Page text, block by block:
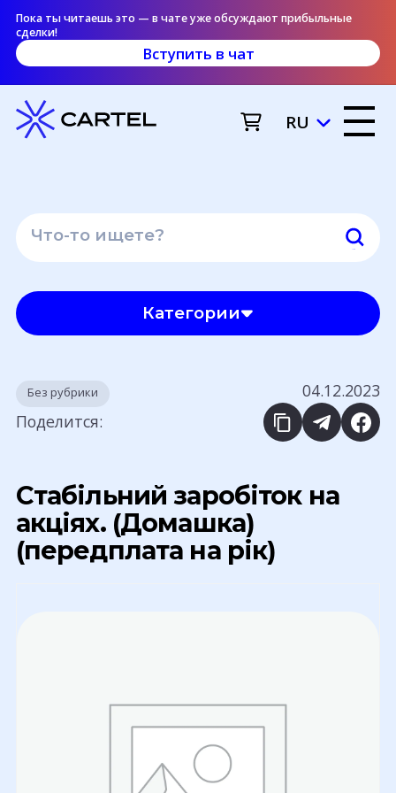
Пока ты читаешь это — в чате уже обсуждают прибыльные
сделки!
Вступить в чат
RU
Без рубрики
04.12.2023
Поделится:
Стабільний заробіток на
акціях. (Домашка)
(передплата на рік)
Категории